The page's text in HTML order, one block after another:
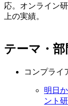
応。オンライン
上の実績。
テーマ・部
コンプライ
明日
ント